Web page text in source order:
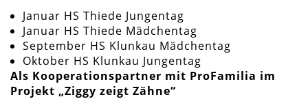
Januar HS Thiede Jungentag
Januar HS Thiede Mädchentag
September HS Klunkau Mädchentag
Oktober HS Klunkau Jungentag
Als Kooperationspartner mit ProFamilia im
Projekt „Ziggy zeigt Zähne“